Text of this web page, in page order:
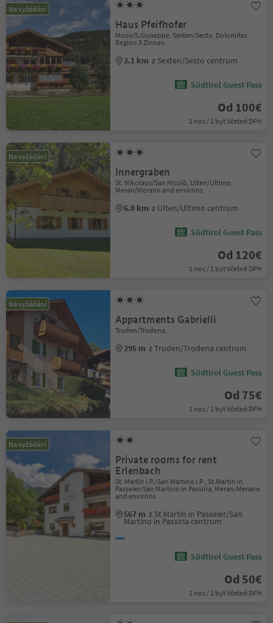
Na vyžádání
Haus Pfeifhofer
Moos/S.Giuseppe, Sexten/Sesto, Dolomites
Region 3 Zinnen
2.1 km z Sexten/Sesto centrum
Südtirol Guest Pass
Od 100€
1 noc / 1 byt Včetně DPH
Na vyžádání
Innergraben
St. Nikolaus/San Nicolò, Ulten/Ultimo,
Meran/Merano and environs
6.8 km z Ulten/Ultimo centrum
Südtirol Guest Pass
Od 120€
1 noc / 1 byt Včetně DPH
Na vyžádání
Appartments Gabrielli
Truden/Trodena,
295 m z Truden/Trodena centrum
Südtirol Guest Pass
Od 75€
1 noc / 1 byt Včetně DPH
Na vyžádání
Private rooms for rent
Erlenbach
St. Martin i.P./San Martino i.P., St.Martin in
Passeier/San Martino in Passiria, Meran/Merano
and environs
567 m z St.Martin in Passeier/San
Martino in Passiria centrum
Südtirol Guest Pass
Od 50€
1 noc / 1 byt Včetně DPH